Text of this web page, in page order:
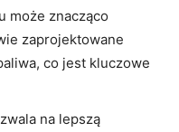
może znacząco
zaprojektowane
co jest kluczowe
na lepszą